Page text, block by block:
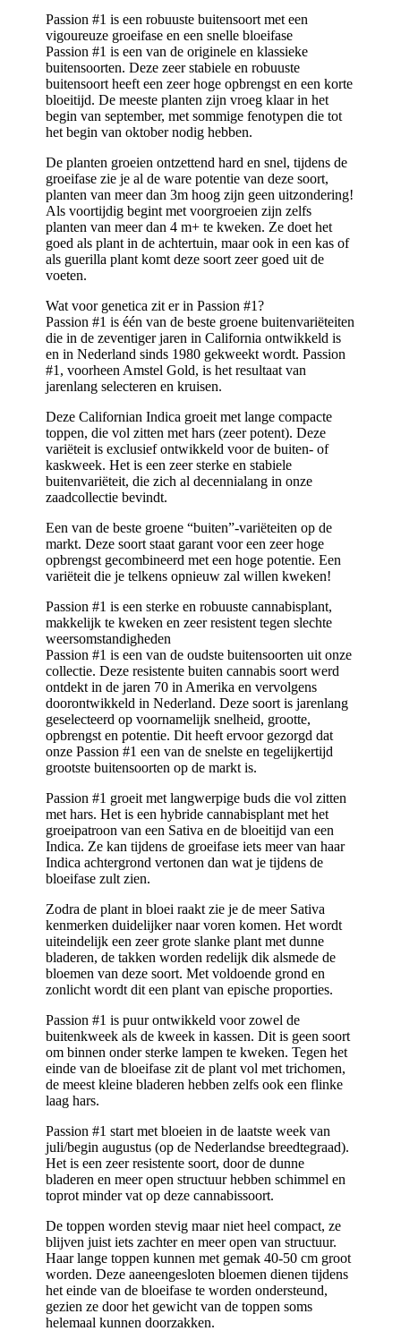
Passion #1 is een robuuste buitensoort met een
vigoureuze groeifase en een snelle bloeifase
Passion #1 is een van de originele en klassieke
buitensoorten. Deze zeer stabiele en robuuste
buitensoort heeft een zeer hoge opbrengst en een korte
bloeitijd. De meeste planten zijn vroeg klaar in het
begin van september, met sommige fenotypen die tot
het begin van oktober nodig hebben.
De planten groeien ontzettend hard en snel, tijdens de
groeifase zie je al de ware potentie van deze soort,
planten van meer dan 3m hoog zijn geen uitzondering!
Als voortijdig begint met voorgroeien zijn zelfs
planten van meer dan 4 m+ te kweken. Ze doet het
goed als plant in de achtertuin, maar ook in een kas of
als guerilla plant komt deze soort zeer goed uit de
voeten.
Wat voor genetica zit er in Passion #1?
Passion #1 is één van de beste groene buitenvariëteiten
die in de zeventiger jaren in California ontwikkeld is
en in Nederland sinds 1980 gekweekt wordt. Passion
#1, voorheen Amstel Gold, is het resultaat van
jarenlang selecteren en kruisen.
Deze Californian Indica groeit met lange compacte
toppen, die vol zitten met hars (zeer potent). Deze
variëteit is exclusief ontwikkeld voor de buiten- of
kaskweek. Het is een zeer sterke en stabiele
buitenvariëteit, die zich al decennialang in onze
zaadcollectie bevindt.
Een van de beste groene “buiten”-variëteiten op de
markt. Deze soort staat garant voor een zeer hoge
opbrengst gecombineerd met een hoge potentie. Een
variëteit die je telkens opnieuw zal willen kweken!
Passion #1 is een sterke en robuuste cannabisplant,
makkelijk te kweken en zeer resistent tegen slechte
weersomstandigheden
Passion #1 is een van de oudste buitensoorten uit onze
collectie. Deze resistente buiten cannabis soort werd
ontdekt in de jaren 70 in Amerika en vervolgens
doorontwikkeld in Nederland. Deze soort is jarenlang
geselecteerd op voornamelijk snelheid, grootte,
opbrengst en potentie. Dit heeft ervoor gezorgd dat
onze Passion #1 een van de snelste en tegelijkertijd
grootste buitensoorten op de markt is.
Passion #1 groeit met langwerpige buds die vol zitten
met hars. Het is een hybride cannabisplant met het
groeipatroon van een Sativa en de bloeitijd van een
Indica. Ze kan tijdens de groeifase iets meer van haar
Indica achtergrond vertonen dan wat je tijdens de
bloeifase zult zien.
Zodra de plant in bloei raakt zie je de meer Sativa
kenmerken duidelijker naar voren komen. Het wordt
uiteindelijk een zeer grote slanke plant met dunne
bladeren, de takken worden redelijk dik alsmede de
bloemen van deze soort. Met voldoende grond en
zonlicht wordt dit een plant van epische proporties.
Passion #1 is puur ontwikkeld voor zowel de
buitenkweek als de kweek in kassen. Dit is geen soort
om binnen onder sterke lampen te kweken. Tegen het
einde van de bloeifase zit de plant vol met trichomen,
de meest kleine bladeren hebben zelfs ook een flinke
laag hars.
Passion #1 start met bloeien in de laatste week van
juli/begin augustus (op de Nederlandse breedtegraad).
Het is een zeer resistente soort, door de dunne
bladeren en meer open structuur hebben schimmel en
toprot minder vat op deze cannabissoort.
De toppen worden stevig maar niet heel compact, ze
blijven juist iets zachter en meer open van structuur.
Haar lange toppen kunnen met gemak 40-50 cm groot
worden. Deze aaneengesloten bloemen dienen tijdens
het einde van de bloeifase te worden ondersteund,
gezien ze door het gewicht van de toppen soms
helemaal kunnen doorzakken.